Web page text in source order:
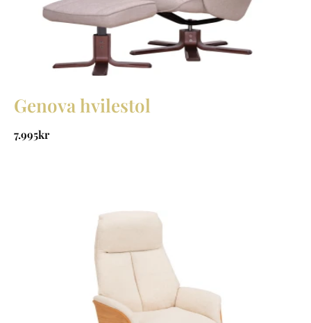
Genova hvilestol
7.995kr